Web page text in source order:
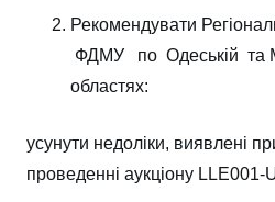
Рекомендувати
ФДМУ по Одеській та
областях:
усунути недоліки, виявлені
проведенні аукціону